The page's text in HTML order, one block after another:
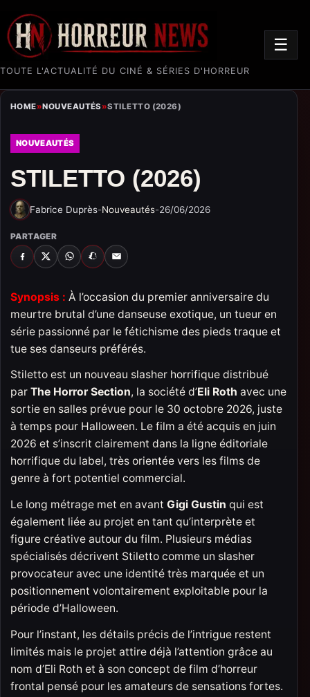
TOUTE L'ACTUALITÉ DU CINÉ & SÉRIES D'HORREUR
☰
HOME»NOUVEAUTÉS»STILETTO (2026)
NOUVEAUTÉS
STILETTO (2026)
Fabrice Duprès-Nouveautés-26/06/2026
PARTAGER
FACEBOOK
X WHATSAPP
SNAPCHAT
EMAIL
Synopsis : À l’occasion du premier anniversaire du
meurtre brutal d’une danseuse exotique, un tueur en
série passionné par le fétichisme des pieds traque et
tue ses danseurs préférés.
Stiletto est un nouveau slasher horrifique distribué
par The Horror Section, la société d’Eli Roth avec une
sortie en salles prévue pour le 30 octobre 2026, juste
à temps pour Halloween. Le film a été acquis en juin
2026 et s’inscrit clairement dans la ligne éditoriale
horrifique du label, très orientée vers les films de
genre à fort potentiel commercial.
Le long métrage met en avant Gigi Gustin qui est
également liée au projet en tant qu’interprète et
figure créative autour du film. Plusieurs médias
spécialisés décrivent Stiletto comme un slasher
provocateur avec une identité très marquée et un
positionnement volontairement exploitable pour la
période d’Halloween.
Pour l’instant, les détails précis de l’intrigue restent
limités mais le projet attire déjà l’attention grâce au
nom d’Eli Roth et à son concept de film d’horreur
frontal pensé pour les amateurs de sensations fortes.